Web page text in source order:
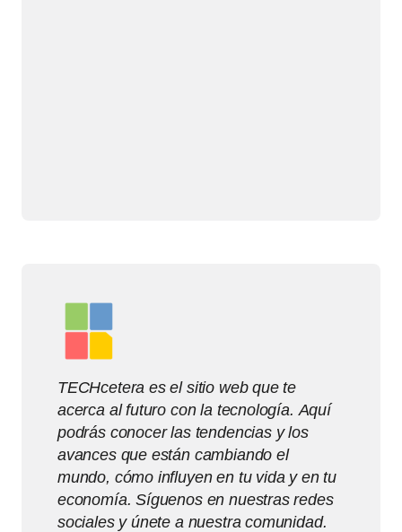
TECHcetera es el sitio web que te
acerca al futuro con la tecnología. Aquí
podrás conocer las tendencias y los
avances que están cambiando el
mundo, cómo influyen en tu vida y en tu
economía. Síguenos en nuestras redes
sociales y únete a nuestra comunidad.